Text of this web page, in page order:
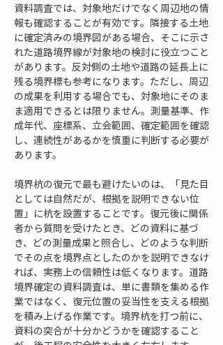
資料調査では、対象地だけでなく周辺地の情
報も確認することが有効です。隣接する土地
に確定済みの境界図がある場合、そこに示さ
れた道路境界線が対象地の検討に役立つこと
があります。反対側の土地や道路の延長上に
残る境界標も参考になります。ただし、周辺
の成果を利用する場合でも、対象地にそのま
ま適用できるとは限りません。測量基準、作
成年代、座標系、立会範囲、確定範囲を確認
し、連続性があるかを慎重に判断する必要が
あります。
境界杭の復元で最も避けたいのは、「見た目
としては自然だが、根拠を説明できない位
置」に杭を設置することです。復元後に関係
者から質問を受けたとき、どの資料に基づ
き、どの測量成果と照合し、どのような判断
でその点を境界点としたのかを説明できなけ
れば、実務上の信頼性は低くなります。道路
境界確定の資料調査は、単に書類を集める作
業ではなく、復元位置の妥当性を支える根拠
を積み上げる作業です。境界杭を打つ前に、
資料の突合が十分かどうかを確認すること